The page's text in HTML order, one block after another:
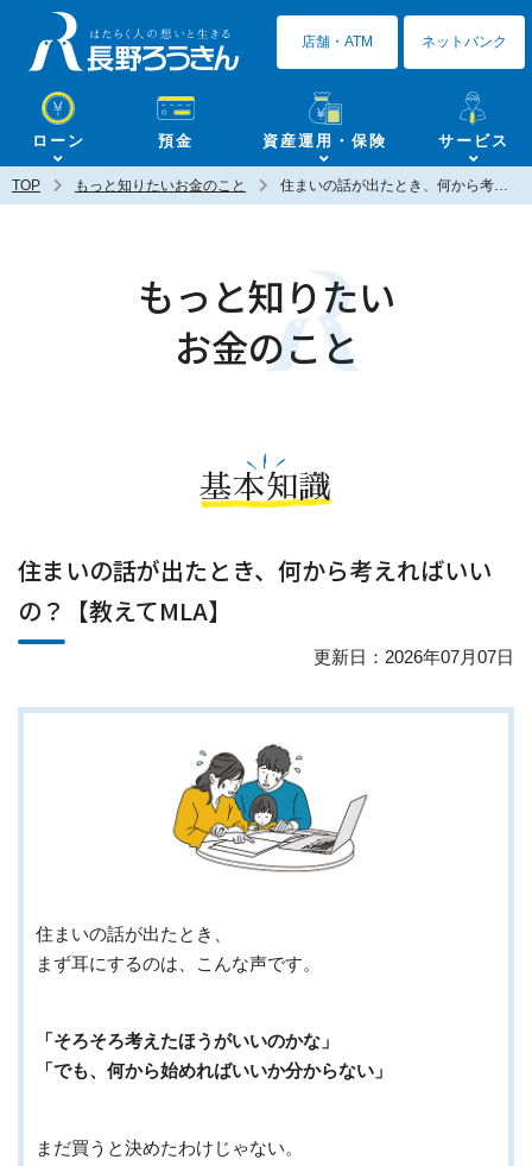
ローン 預金 資産運用・保険 サービス
店舗・ATM ネットバンク
TOP もっと知りたいお金のこと 住まいの話が出たとき、何から考えればいいの？【教えてMLA】
もっと知りたい
お金のこと
基本知識
住まいの話が出たとき、何から考えればいい
の？【教えてMLA】
更新日：2026年07月07日
住まいの話が出たとき、
まず耳にするのは、こんな声です。
「そろそろ考えたほうがいいのかな」
「でも、何から始めればいいか分からない」
まだ買うと決めたわけじゃない。